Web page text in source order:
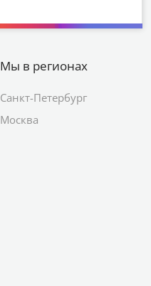
Мы в регионах
Санкт-Петербург
Москва